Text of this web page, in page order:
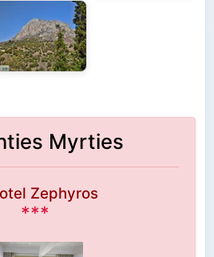
Myrties
Zephyros
***